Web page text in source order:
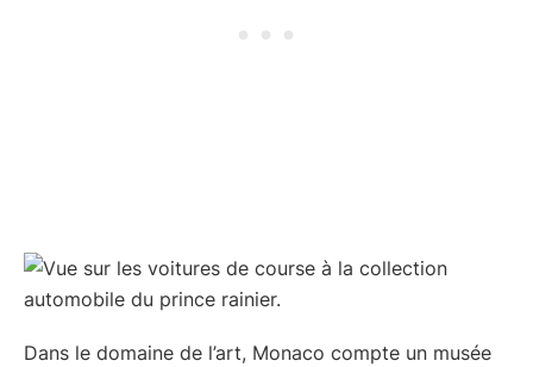
Dans le domaine de l’art, Monaco compte un musée